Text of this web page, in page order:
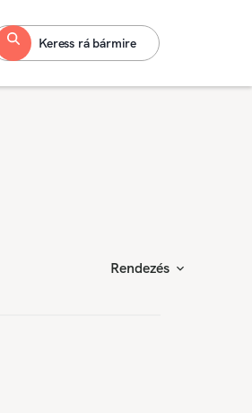
Keress rá bármire
Rendezés